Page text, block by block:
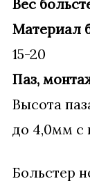
Вес
Материал
15-20
Паз,
Высота
до 4,0мм с
Больстер